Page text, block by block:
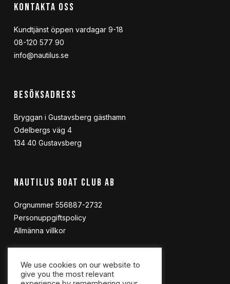
KONTAKTA OSS
Kundtjänst öppen vardagar 9-18
08-120 577 90
info@nautilus.se
BESÖKSADRESS
Bryggan i Gustavsberg gästhamn
Odelbergs väg 4
134 40 Gustavsberg
NAUTILUS BOAT CLUB AB
Orgnummer 556887-2732
Personuppgiftspolicy
Allmänna villkor
FÖLJ OSS
We use cookies on our website to
give you the most relevant